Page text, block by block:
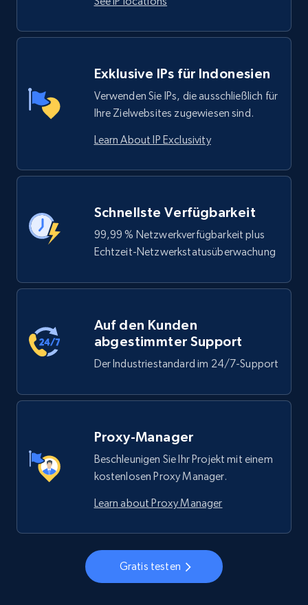
Exklusive IPs für Indonesien
Verwenden Sie IPs, die ausschließlich für
Ihre Zielwebsites zugewiesen sind.
Learn About IP Exclusivity
Schnellste Verfügbarkeit
99,99 % Netzwerkverfügbarkeit plus
Echtzeit-Netzwerkstatusüberwachung
Auf den Kunden
abgestimmter Support
Der Industriestandard im 24/7-Support
Proxy-Manager
Beschleunigen Sie Ihr Projekt mit einem
kostenlosen Proxy Manager.
Learn about Proxy Manager
Gratis testen